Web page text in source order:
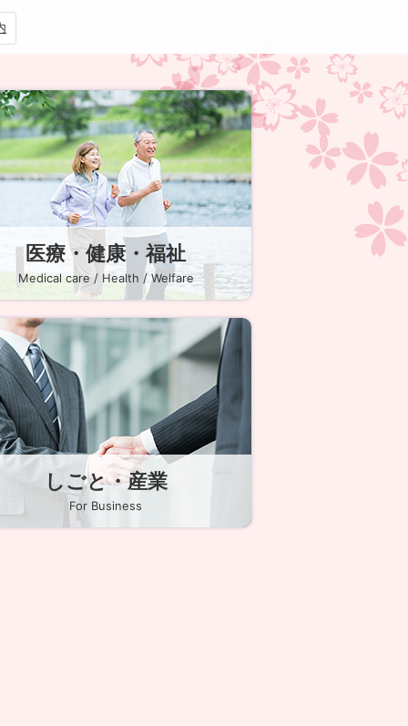
医療・健康・福祉
Medical care / Health / Welfare
しごと・産業
For Business